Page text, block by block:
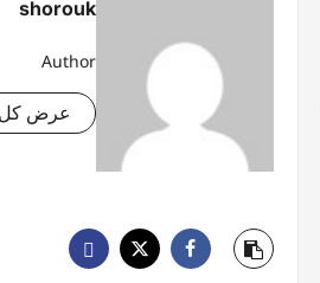
shorouk
Author
عرض كل